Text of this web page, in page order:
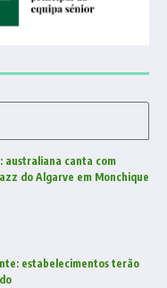
australiana canta com
do Algarve em Monchique
estabelecimentos terão